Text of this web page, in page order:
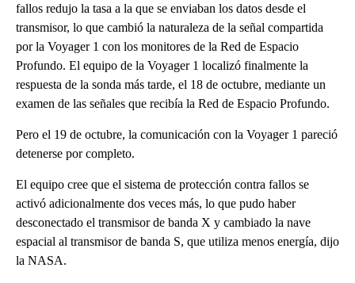
fallos redujo la tasa a la que se enviaban los datos desde el
transmisor, lo que cambió la naturaleza de la señal compartida
por la Voyager 1 con los monitores de la Red de Espacio
Profundo. El equipo de la Voyager 1 localizó finalmente la
respuesta de la sonda más tarde, el 18 de octubre, mediante un
examen de las señales que recibía la Red de Espacio Profundo.
Pero el 19 de octubre, la comunicación con la Voyager 1 pareció
detenerse por completo.
El equipo cree que el sistema de protección contra fallos se
activó adicionalmente dos veces más, lo que pudo haber
desconectado el transmisor de banda X y cambiado la nave
espacial al transmisor de banda S, que utiliza menos energía, dijo
la NASA.